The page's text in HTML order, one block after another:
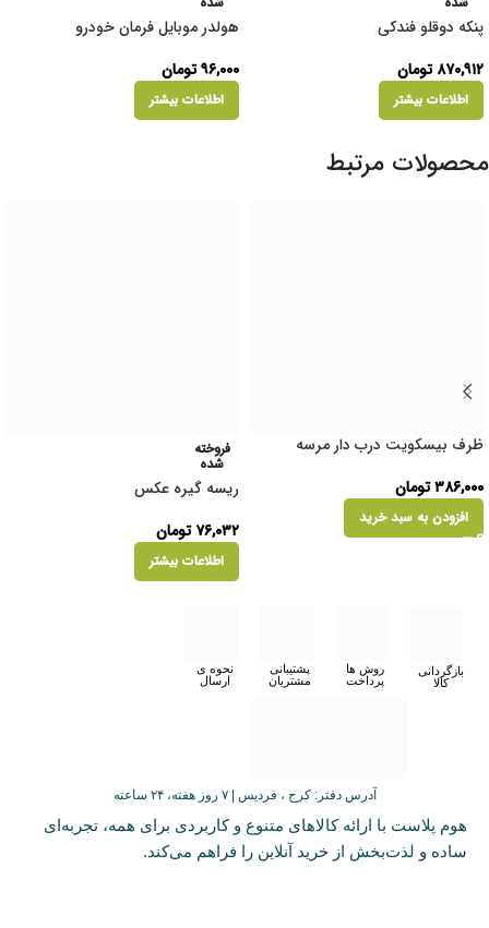
پنکه دوقلو فندکی
۸۷۰,۹۱۲ تومان
اطلاعات بیشتر
هولدر موبایل فرمان خودرو
۹۶,۰۰۰تومان
اطلاعات بیشتر
محصولات مرتبط
ظرف بیسکویت درب دار مرسه
۳۸۶,۰۰۰تومان
افزودن به سبد خرید
فروخته
شده
ریسه گیره عکس
۷۶,۰۳۲ تومان
اطلاعات بیشتر
بازگردانی
کالا
روش ها
پرداخت
پشتیبانی
مشتریان
نحوه ی
ارسال
آدرس دفتر: کرج ، فردیس | ۷ روز هفته، ۲۴ ساعته
هوم پلاست با ارائه کالاهای متنوع و کاربردی برای همه، تجربه‌ای
ساده و لذت‌بخش از خرید آنلاین را فراهم می‌کند.